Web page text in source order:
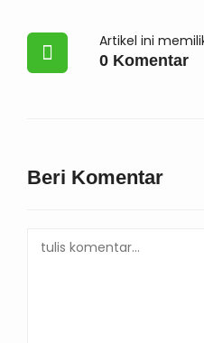
Artikel ini
0 Komentar
Beri Komentar